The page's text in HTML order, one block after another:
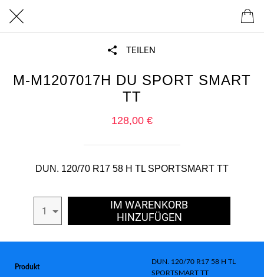
TEILEN
M-M1207017H DU SPORT SMART
TT
128,00 €
DUN. 120/70 R17 58 H TL SPORTSMART TT
1
IM WARENKORB
HINZUFÜGEN
Produkt
DUN. 120/70 R17 58 H TL
SPORTSMART TT